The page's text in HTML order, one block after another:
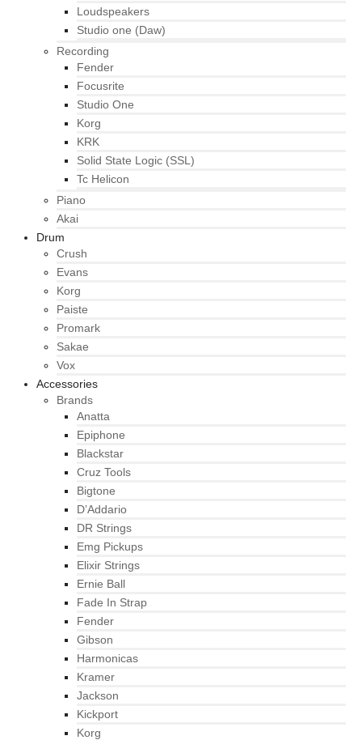
Loudspeakers
Studio one (Daw)
Recording
Fender
Focusrite
Studio One
Korg
KRK
Solid State Logic (SSL)
Tc Helicon
Piano
Akai
Drum
Crush
Evans
Korg
Paiste
Promark
Sakae
Vox
Accessories
Brands
Anatta
Epiphone
Blackstar
Cruz Tools
Bigtone
D’Addario
DR Strings
Emg Pickups
Elixir Strings
Ernie Ball
Fade In Strap
Fender
Gibson
Harmonicas
Kramer
Jackson
Kickport
Korg